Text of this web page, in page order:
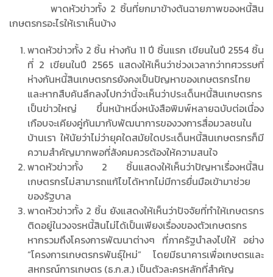
พาดหัวข่าวทั้ง 2 ชิ้นที่ยกมาข้างต้นฉายภาพของหนี้สิน
เกษตรกรอะไรให้เราเห็นบ้าง
พาดหัวข่าวทั้ง 2 ชิ้น ห่างกัน 11 ปี ชิ้นแรก เขียนในปี 2554 ชิ้น
ที่ 2 เขียนในปี 2565 แสดงให้เห็นว่าช่วงเวลากว่าทศวรรษที่
ห่างกันหนี้สินเกษตรกรยังคงเป็นปัญหาของเกษตรกรไทย
และหากสืบค้นลึกลงไปกว่านี้จะเห็นว่าประเด็นหนี้สินเกษตรกร
เป็นข่าวใหญ่ ขึ้นหน้าหนึ่งหนังสือพิมพ์หลายฉบับต่อเนื่อง
เกือบจะเคียงคู่กันมากับพัฒนาการของวงการสื่อมวลชนใน
บ้านเรา ให้นัยว่าไม่ว่ายุคใดสมัยใดประเด็นหนี้สินเกษตรกรก็มี
ความสำคัญมากพอที่สังคมควรต้องให้ความสนใจ
พาดหัวข่าวทั้ง 2 ชิ้นแสดงให้เห็นว่าปัญหาเรื่องหนี้สิน
เกษตรกรไม่สามารถแก้ไขได้หากไม่มีการยื่นมือเข้ามาช่วย
ของรัฐบาล
พาดหัวข่าวทั้ง 2 ชิ้น ยังแสดงให้เห็นว่าปัจจัยที่ทำให้เกษตรกร
ติดอยู่ในวงจรหนี้สินไม่ได้เป็นเพียงเรื่องของตัวเกษตรกร
หากรวมถึงโครงการพัฒนาต่างๆ ที่ภาครัฐนำลงไปให้ อย่าง
“โครงการเกษตรกรพันธุ์ใหม่” โดยมีธนาคารเพื่อเกษตรและ
สหกรณ์การเกษตร (ธ.ก.ส.) เป็นตัวละครหลักที่สำคัญ